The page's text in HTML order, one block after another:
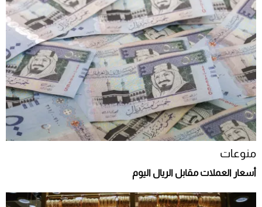
منوعات
أسعار العملات مقابل الريال اليوم